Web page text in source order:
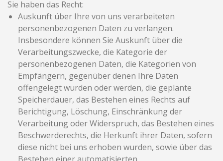
Sie haben das Recht:
Auskunft über Ihre von uns verarbeiteten
personenbezogenen Daten zu verlangen.
Insbesondere können Sie Auskunft über die
Verarbeitungszwecke, die Kategorie der
personenbezogenen Daten, die Kategorien von
Empfängern, gegenüber denen Ihre Daten
offengelegt wurden oder werden, die geplante
Speicherdauer, das Bestehen eines Rechts auf
Berichtigung, Löschung, Einschränkung der
Verarbeitung oder Widerspruch, das Bestehen eines
Beschwerderechts, die Herkunft ihrer Daten, sofern
diese nicht bei uns erhoben wurden, sowie über das